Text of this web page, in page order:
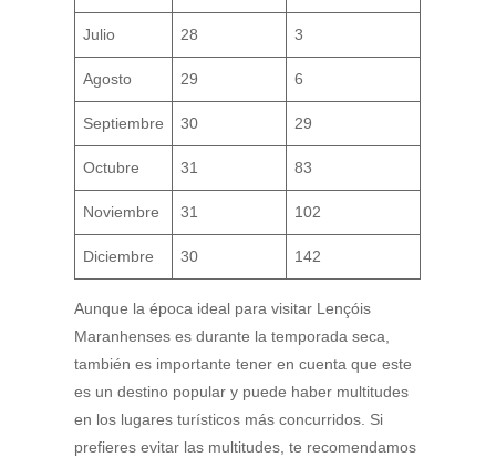
Julio 28 3
Agosto 29 6
Septiembre 30 29
Octubre 31 83
Noviembre 31 102
Diciembre 30 142
Aunque la época ideal para visitar Lençóis
Maranhenses es durante la temporada seca,
también es importante tener en cuenta que este
es un destino popular y puede haber multitudes
en los lugares turísticos más concurridos. Si
prefieres evitar las multitudes, te recomendamos